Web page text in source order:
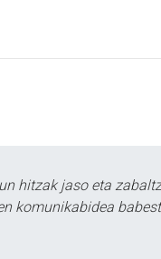
hitzak jaso eta
komunikabidea